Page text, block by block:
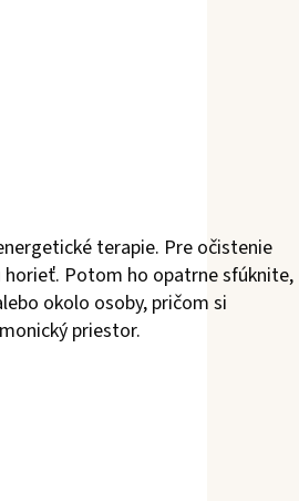
terapie. Pre očistenie
horieť. Potom ho opatrne sfúknite,
okolo osoby, pričom si
priestor.